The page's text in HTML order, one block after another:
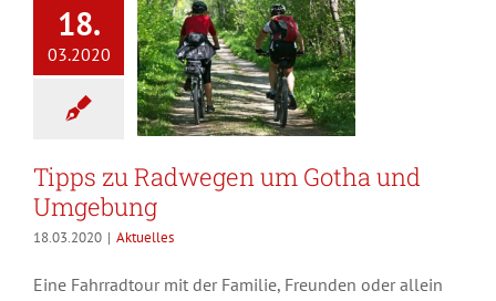
18.
03.2020
Tipps zu Radwegen um Gotha und
Umgebung
18.03.2020 | Aktuelles
Eine Fahrradtour mit der Familie, Freunden oder allein